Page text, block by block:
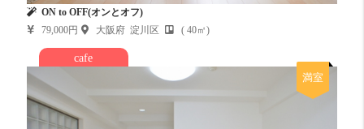
ON to OFF(オンとオフ)
79,000円
大阪府 淀川区 ( 40㎡)
cafe
満室